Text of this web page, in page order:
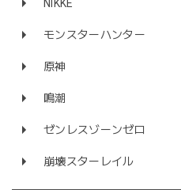
NIKKE
モンスターハンター
原神
鳴潮
ゼンレスゾーンゼロ
崩壊スターレイル